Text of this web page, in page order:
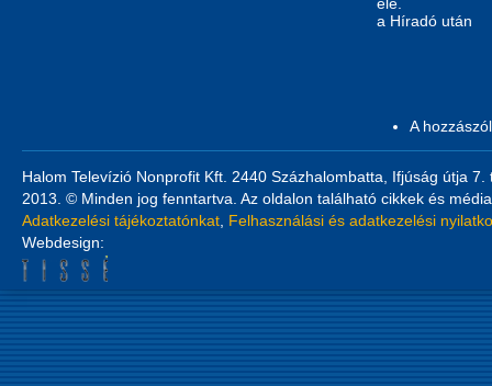
a Híradó után
A
Halom Televízió Nonprofit Kft. 2440 Százhalombatta, Ifjúság útja
2013. © Minden jog fenntartva. Az oldalon található cikkek és
Adatkezelési tájékoztatónkat Felhasználási és adatkezelési
Webdesign: